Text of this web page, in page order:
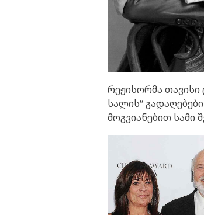
რეჟისორმა თავისი
სალის“
მოგვიანებით სამი